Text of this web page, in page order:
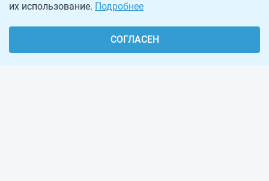
их использование. Подробнее
СОГЛАСЕН